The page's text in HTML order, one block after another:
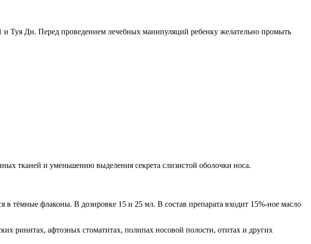
Туя Дн. Перед проведением лечебных манипуляций ребенку желательно промыть
тканей и уменьшению выделения секрета слизистой оболочки носа.
в тёмные флаконы. В дозировке 15 и 25 мл. В состав препарата входит 15%-ное масло
ринитах, афтозных стоматитах, полипах носовой полости, отитах и других